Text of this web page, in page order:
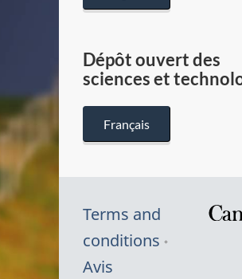
Dépôt ouvert des
sciences et
Français
Terms and
conditions
Avis